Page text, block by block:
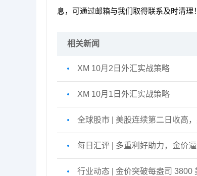
息，可通过邮箱与我们取得联系及时清理！
相关新闻
XM 10月2日外汇实战策略
XM 10月1日外汇实战策略
全球股市 | 美股连续第二日收高
每日汇评 | 多重利好助力，金价
行业动态 | 金价突破每盎司 3800